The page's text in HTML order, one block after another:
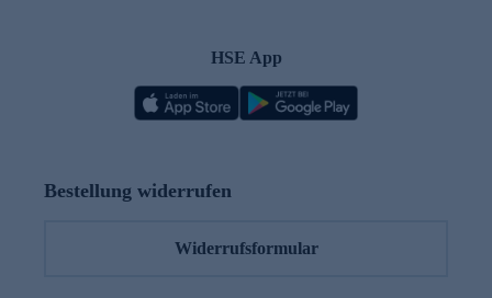
HSE App
Bestellung widerrufen
Widerrufsformular